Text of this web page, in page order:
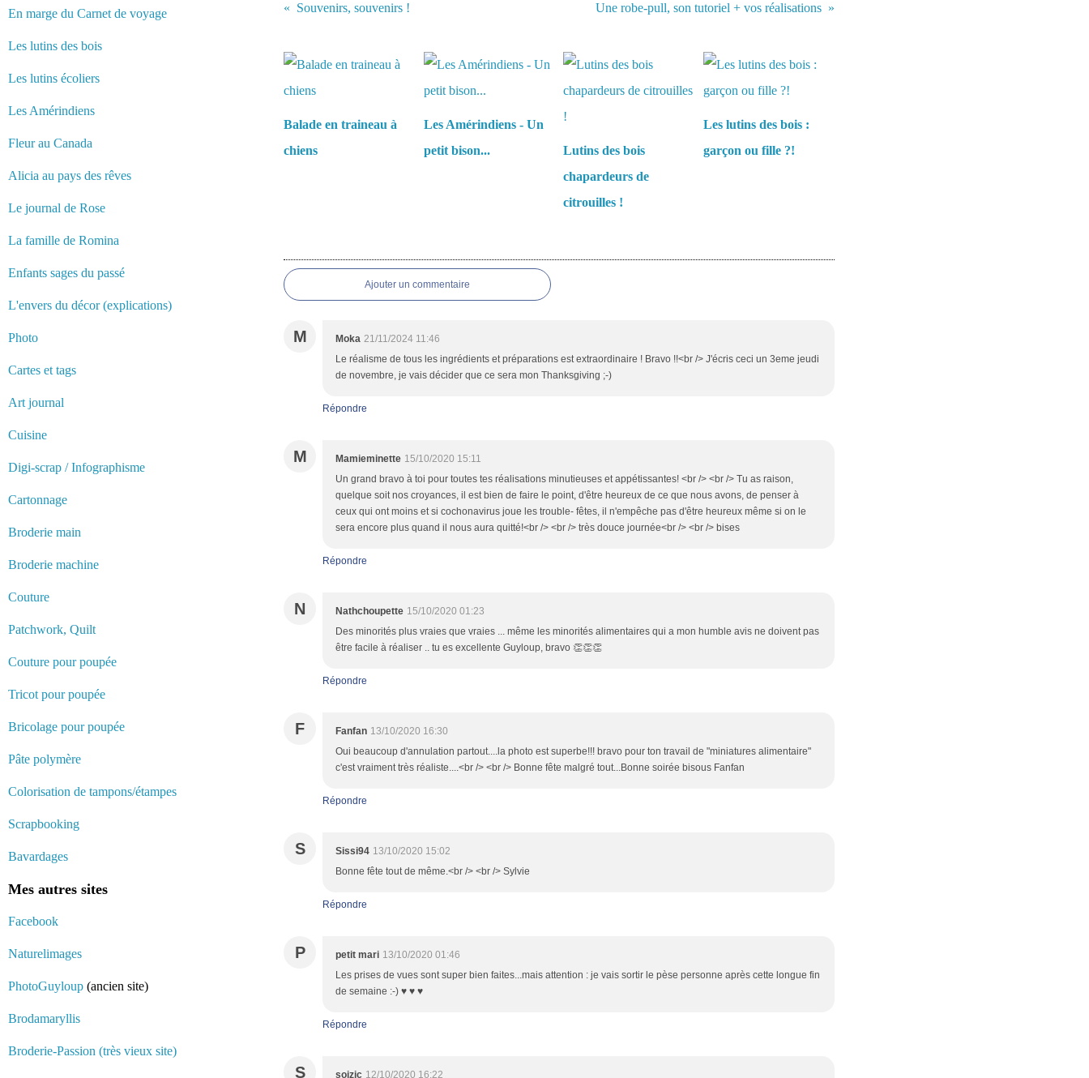
En marge du Carnet de voyage
Les lutins des bois
Les lutins écoliers
Les Amérindiens
Fleur au Canada
Alicia au pays des rêves
Le journal de Rose
La famille de Romina
Enfants sages du passé
L'envers du décor (explications)
Photo
Cartes et tags
Art journal
Cuisine
Digi-scrap / Infographisme
Cartonnage
Broderie main
Broderie machine
Couture
Patchwork, Quilt
Couture pour poupée
Tricot pour poupée
Bricolage pour poupée
Pâte polymère
Colorisation de tampons/étampes
Scrapbooking
Bavardages
Mes autres sites
Facebook
Naturelimages
PhotoGuyloup (ancien site)
Brodamaryllis
Broderie-Passion (très vieux site)
Souvenirs, souvenirs ! Une robe-pull, son tutoriel + vos réalisations
Balade en traineau à
chiens
Les Amérindiens - Un
petit bison...
Lutins des bois
chapardeurs de
citrouilles !
Les lutins des bois :
garçon ou fille ?!
Ajouter un commentaire
M Moka 21/11/2024 11:46
Le réalisme de tous les ingrédients et préparations est extraordinaire ! Bravo !!<br /> J'écris ceci un 3eme jeudi
de novembre, je vais décider que ce sera mon Thanksgiving ;-)
Répondre
M Mamieminette 15/10/2020 15:11
Un grand bravo à toi pour toutes tes réalisations minutieuses et appétissantes! <br /> <br /> Tu as raison,
quelque soit nos croyances, il est bien de faire le point, d'être heureux de ce que nous avons, de penser à
ceux qui ont moins et si cochonavirus joue les trouble- fêtes, il n'empêche pas d'être heureux même si on le
sera encore plus quand il nous aura quitté!<br /> <br /> très douce journée<br /> <br /> bises
Répondre
N Nathchoupette 15/10/2020 01:23
Des minorités plus vraies que vraies ... même les minorités alimentaires qui a mon humble avis ne doivent pas
être facile à réaliser .. tu es excellente Guyloup, bravo 👏👏👏
Répondre
F Fanfan 13/10/2020 16:30
Oui beaucoup d'annulation partout....la photo est superbe!!! bravo pour ton travail de "miniatures alimentaire"
c'est vraiment très réaliste....<br /> <br /> Bonne fête malgré tout...Bonne soirée bisous Fanfan
Répondre
S Sissi94 13/10/2020 15:02
Bonne fête tout de même.<br /> <br /> Sylvie
Répondre
P petit mari 13/10/2020 01:46
Les prises de vues sont super bien faites...mais attention : je vais sortir le pèse personne après cette longue fin
de semaine :-) ♥ ♥ ♥
Répondre
S soizic 12/10/2020 16:22